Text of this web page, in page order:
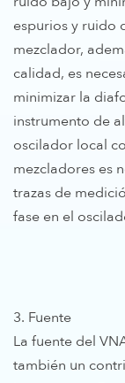
espurios y ruido
mezclador,
calidad, es
minimizar la
instrumento de
oscilador local
mezcladores es
trazas de
fase en el
3. Fuente
La fuente del
también un